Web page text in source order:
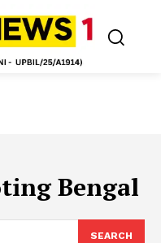
Bengal
SEARCH